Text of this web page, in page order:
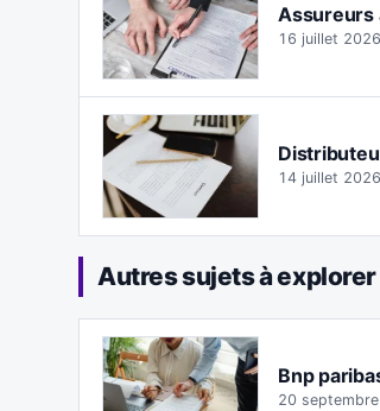
Assureurs
16 juillet 2026
14 juillet 2026
Autres sujets à explorer
Bnp
20